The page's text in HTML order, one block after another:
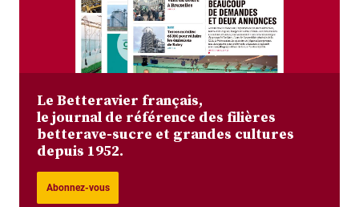
Le Betteravier français,
le journal de référence des filières
betterave-sucre et grandes cultures
depuis 1952.
Abonnez-vous